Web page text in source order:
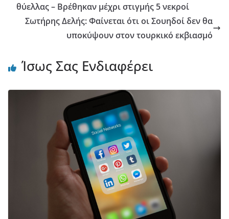
θύελλας – Βρέθηκαν μέχρι στιγμής 5 νεκροί
Σωτήρης Δελής: Φαίνεται ότι οι Σουηδοί δεν θα
υποκύψουν στον τουρκικό εκβιασμό
Ίσως Σας Ενδιαφέρει